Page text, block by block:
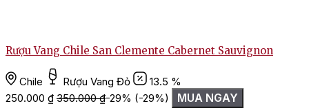
Rượu Vang Chile San Clemente Cabernet Sauvignon
Chile Rượu Vang Đỏ
13.5 %
250.000 ₫ 350.000₫-29% (-29%) MUA NGAY